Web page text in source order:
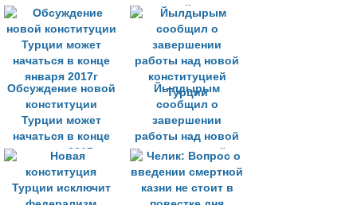
смертной казни в
Турции
Обсуждение новой
конституции
Турции может
начаться в конце
января 2017г
Йылдырым
сообщил о
завершении
работы над новой
конституцией
Турции